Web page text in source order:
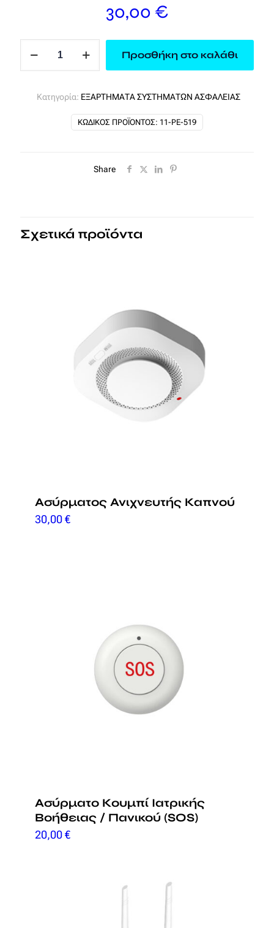
30,00 €
Εσωτερική
Προσθήκη στο καλάθι
ΚΩΔΙΚΌΣ ΠΡΟΪΌΝΤΟΣ: 11-PE-519
Κατηγορία: ΕΞΑΡΤΗΜΑΤΑ ΣΥΣΤΗΜΑΤΩΝ ΑΣΦΑΛΕΙΑΣ
Share
Σχετικά προϊόντα
Ασύρματος Ανιχνευτής Καπνού
30,00€
Ασύρματο Κουμπί Ιατρικής
Βοήθειας / Πανικού (SOS)
20,00€